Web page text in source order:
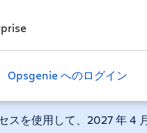
を使用して、2027 年 4
Opsgenie へのログイン